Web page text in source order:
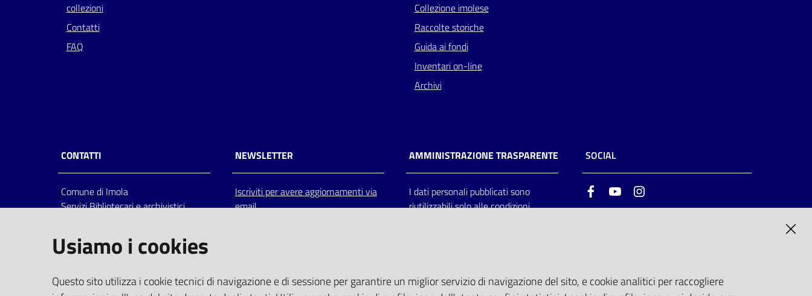
collezioni
Contatti
FAQ
Collezione imolese
Raccolte storiche
Guida ai fondi
Inventari on-line
Archivi
CONTATTI
Comune di Imola
Servizi Bibliotecari e archivistici
Italia
centralino: tel 0542.6026.36 fax
bim@comune.imola.bo.it
PEC
NEWSLETTER
Iscriviti per avere aggiornamenti via
email
AMMINISTRAZIONE TRASPARENTE
I dati personali pubblicati sono
riutilizzabili solo alle condizioni
SOCIAL
FacebookYoutube
Usiamo i cookies
Questo sito utilizza i cookie tecnici di navigazione e di sessione per garantire un miglior servizio di navigazione del sito, e cookie analitici per raccogliere